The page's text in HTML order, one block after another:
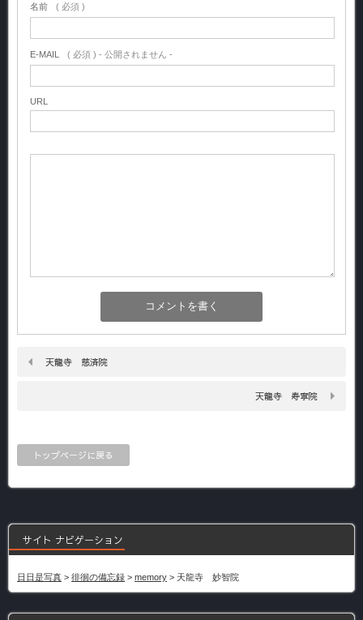
名前 ( 必須 )
E-MAIL ( 必須 ) - 公開されません -
URL
天龍寺 慈済院
天龍寺 寿寧院
トップページに戻る
サイト ナビゲーション
日日是写真 > 徘徊の備忘録 > memory > 天龍寺 妙智院